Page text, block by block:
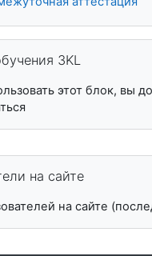
3KL
этот блок, вы
на сайте
на сайте